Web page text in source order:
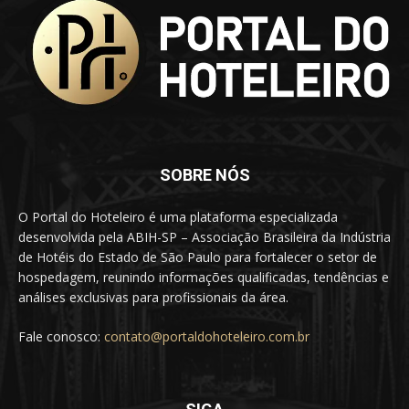
SOBRE NÓS
O Portal do Hoteleiro é uma plataforma especializada
desenvolvida pela ABIH-SP – Associação Brasileira da Indústria
de Hotéis do Estado de São Paulo para fortalecer o setor de
hospedagem, reunindo informações qualificadas, tendências e
análises exclusivas para profissionais da área.
Fale conosco: contato@portaldohoteleiro.com.br